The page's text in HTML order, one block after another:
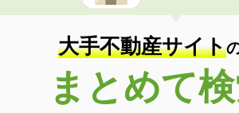
大手不動産サイト
まとめて検